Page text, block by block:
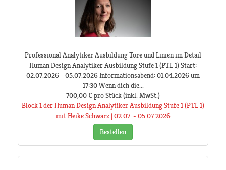
Professional Analytiker Ausbildung Tore und Linien im Detail
Human Design Analytiker Ausbildung Stufe 1 (PTL 1) Start:
02.07.2026 - 05.07.2026 Informationsabend: 01.04.2026 um
17:30 Wenn dich die...
700,00 €pro Stück(inkl. MwSt.)
Block 1 der Human Design Analytiker Ausbildung Stufe 1 (PTL 1)
mit Heike Schwarz | 02.07. - 05.07.2026
Bestellen